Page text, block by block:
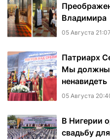
Владимира
05 Августа 21:07
Патриарх
Мы должны
ненавидеть
05 Августа
В Нигерии
свадьбу